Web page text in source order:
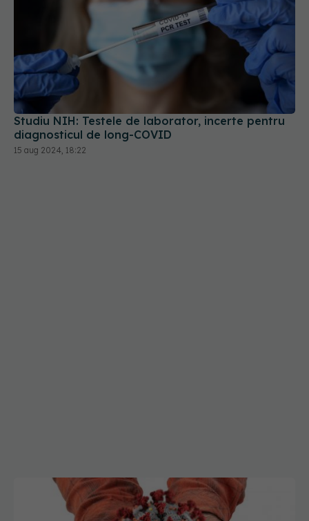
Studiu NIH: Testele de laborator, incerte pentru
diagnosticul de long-COVID
15 aug 2024, 18:22